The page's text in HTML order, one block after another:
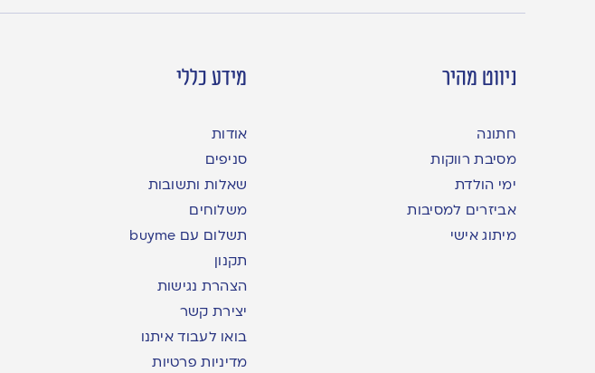
ניווט מהיר
חתונה
מסיבת רווקות
ימי הולדת
אביזרים למסיבות
מיתוג אישי
מידע כללי
אודות
סניפים
שאלות ותשובות
משלוחים
תשלום עם buyme
תקנון
הצהרת נגישות
יצירת קשר
בואו לעבוד איתנו
מדיניות פרטיות